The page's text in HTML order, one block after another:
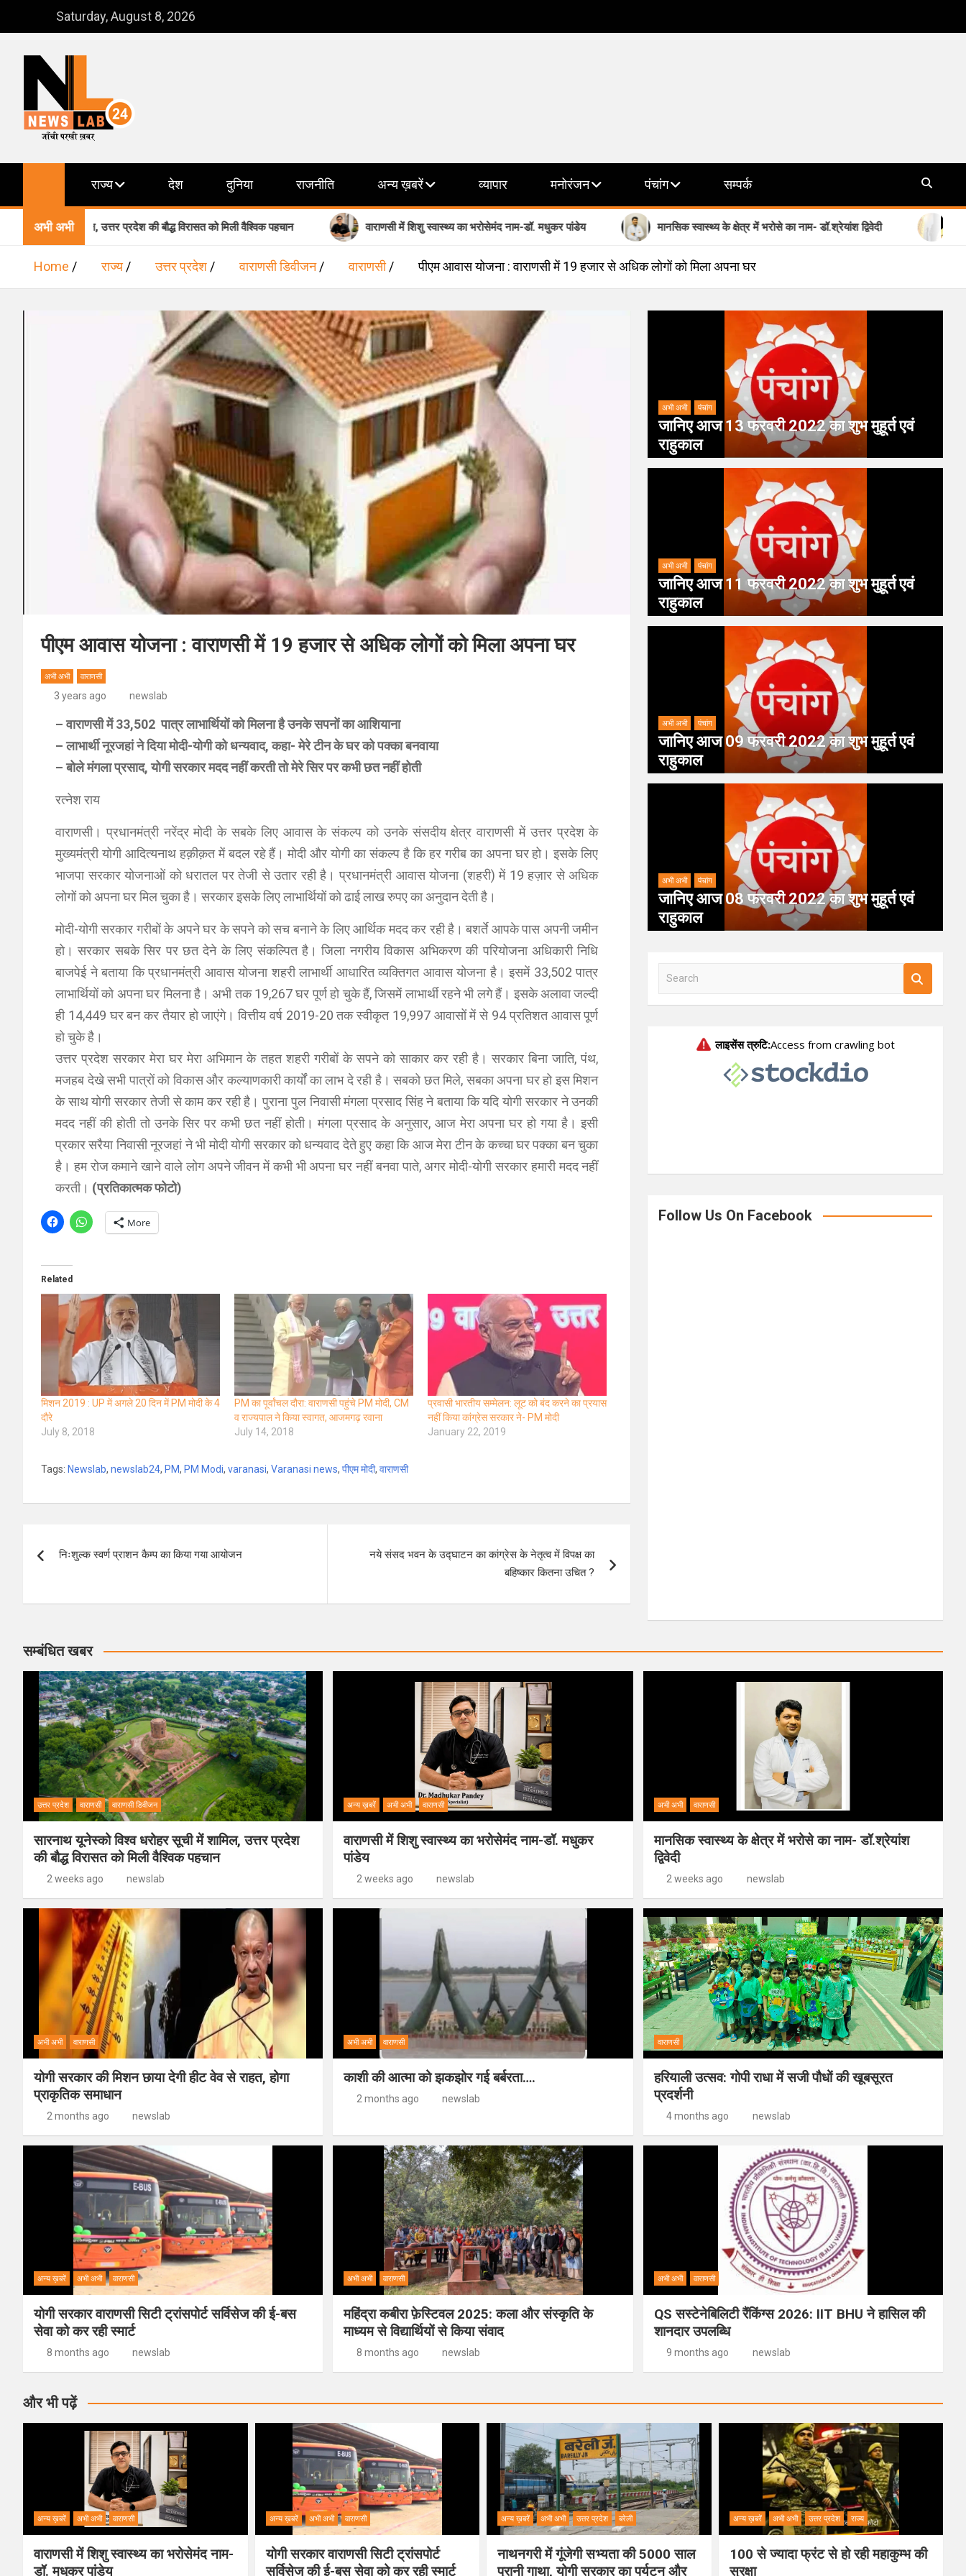
Saturday, August 8, 2026
NewsLab24
राज्य देश दुनिया राजनीति अन्य ख़बरें व्यापार मनोरंजन पंचांग सम्पर्क
अभी अभी
शामिल, उत्तर प्रदेश की बौद्ध विरासत को मिली वैश्विक पहचान वाराणसी में शिशु स्वास्थ्य का भरोसेमंद नाम-डॉ. मधुकर पांडेय मानसिक स्वास्थ्य के क्षेत्र में भरोसे का नाम- डॉ.श्रेयांश द्विवेदी योगी सरकार की
Home राज्य उत्तर प्रदेश वाराणसी डिवीजन वाराणसी पीएम आवास योजना : वाराणसी में 19 हजार से अधिक लोगों को मिला अपना घर
पीएम आवास योजना : वाराणसी में 19 हजार से अधिक लोगों को मिला अपना घर
अभी अभी वाराणसी
3 years ago newslab
– वाराणसी में 33,502 पात्र लाभार्थियों को मिलना है उनके सपनों का आशियाना
– लाभार्थी नूरजहां ने दिया मोदी-योगी को धन्यवाद, कहा- मेरे टीन के घर को पक्का बनवाया
– बोले मंगला प्रसाद, योगी सरकार मदद नहीं करती तो मेरे सिर पर कभी छत नहीं होती
रत्नेश राय
वाराणसी। प्रधानमंत्री नरेंद्र मोदी के सबके लिए आवास के संकल्प को उनके संसदीय क्षेत्र वाराणसी में उत्तर प्रदेश के
मुख्यमंत्री योगी आदित्यनाथ हक़ीक़त में बदल रहे हैं। मोदी और योगी का संकल्प है कि हर गरीब का अपना घर हो। इसके लिए
भाजपा सरकार योजनाओं को धरातल पर तेजी से उतार रही है। प्रधानमंत्री आवास योजना (शहरी) में 19 हज़ार से अधिक
लोगों को अपना घर मिल चुका है। सरकार इसके लिए लाभार्थियों को ढाई लाख रुपए का अनुदान देती है।
मोदी-योगी सरकार गरीबों के अपने घर के सपने को सच बनाने के लिए आर्थिक मदद कर रही है। बशर्ते आपके पास अपनी जमीन
हो। सरकार सबके सिर पर छत देने के लिए संकल्पित है। जिला नगरीय विकास अभिकरण की परियोजना अधिकारी निधि
बाजपेई ने बताया कि प्रधानमंत्री आवास योजना शहरी लाभार्थी आधारित व्यक्तिगत आवास योजना है। इसमें 33,502 पात्र
लाभार्थियों को अपना घर मिलना है। अभी तक 19,267 घर पूर्ण हो चुके हैं, जिसमें लाभार्थी रहने भी लगे हैं। इसके अलावा जल्दी
ही 14,449 घर बन कर तैयार हो जाएंगे। वित्तीय वर्ष 2019-20 तक स्वीकृत 19,997 आवासों में से 94 प्रतिशत आवास पूर्ण
हो चुके है।
उत्तर प्रदेश सरकार मेरा घर मेरा अभिमान के तहत शहरी गरीबों के सपने को साकार कर रही है। सरकार बिना जाति, पंथ,
मजहब देखे सभी पात्रों को विकास और कल्याणकारी कार्यों का लाभ दे रही है। सबको छत मिले, सबका अपना घर हो इस मिशन
के साथ योगी सरकार तेजी से काम कर रही है। पुराना पुल निवासी मंगला प्रसाद सिंह ने बताया कि यदि योगी सरकार ने उनकी
मदद नहीं की होती तो उनके सिर पर कभी छत नहीं होती। मंगला प्रसाद के अनुसार, आज मेरा अपना घर हो गया है। इसी
प्रकार सरैया निवासी नूरजहां ने भी मोदी योगी सरकार को धन्यवाद देते हुए कहा कि आज मेरा टीन के कच्चा घर पक्का बन चुका
है। हम रोज कमाने खाने वाले लोग अपने जीवन में कभी भी अपना घर नहीं बनवा पाते, अगर मोदी-योगी सरकार हमारी मदद नहीं
करती। (प्रतिकात्मक फोटो)
More
Related
मिशन 2019 : UP में अगले 20 दिन में PM मोदी के 4
दौरे
July 8, 2018
PM का पूर्वांचल दौरा: वाराणसी पहुंचे PM मोदी, CM
व राज्यपाल ने किया स्वागत, आजमगढ़ रवाना
July 14, 2018
प्रवासी भारतीय सम्मेलन: लूट को बंद करने का प्रयास
नहीं किया कांग्रेस सरकार ने- PM मोदी
January 22, 2019
Tags: Newslab, newslab24, PM, PM Modi, varanasi, Varanasi news, पीएम मोदी, वाराणसी
navigation
निःशुल्क स्वर्ण प्राशन कैम्प का किया गया आयोजन
नये संसद भवन के उद्घाटन का कांग्रेस के नेतृत्व में विपक्ष का
बहिष्कार कितना उचित ?
अभी अभी पंचांग
जानिए आज 13 फरवरी 2022 का शुभ मुहूर्त एवं
राहुकाल
अभी अभी पंचांग
जानिए आज 11 फरवरी 2022 का शुभ मुहूर्त एवं
राहुकाल
अभी अभी पंचांग
जानिए आज 09 फरवरी 2022 का शुभ मुहूर्त एवं
राहुकाल
अभी अभी पंचांग
जानिए आज 08 फरवरी 2022 का शुभ मुहूर्त एवं
राहुकाल
a
Follow Us On Facebook
सम्बंधित खबर
उत्तर प्रदेश वाराणसी वाराणसी डिवीजन
सारनाथ यूनेस्को विश्व धरोहर सूची में शामिल, उत्तर प्रदेश
की बौद्ध विरासत को मिली वैश्विक पहचान
2 weeks ago newslab
अन्य ख़बरें अभी अभी वाराणसी
वाराणसी में शिशु स्वास्थ्य का भरोसेमंद नाम-डॉ. मधुकर
पांडेय
2 weeks ago newslab
अभी अभी वाराणसी
मानसिक स्वास्थ्य के क्षेत्र में भरोसे का नाम- डॉ.श्रेयांश
द्विवेदी
2 weeks ago newslab
अभी अभी वाराणसी
योगी सरकार की मिशन छाया देगी हीट वेव से राहत, होगा
प्राकृतिक समाधान
2 months ago newslab
अभी अभी वाराणसी
काशी की आत्मा को झकझोर गई बर्बरता….
2 months ago newslab
वाराणसी
हरियाली उत्सव: गोपी राधा में सजी पौधों की खूबसूरत
प्रदर्शनी
4 months ago newslab
अन्य ख़बरें अभी अभी वाराणसी
योगी सरकार वाराणसी सिटी ट्रांसपोर्ट सर्विसेज की ई-बस
सेवा को कर रही स्मार्ट
8 months ago newslab
अभी अभी वाराणसी
महिंद्रा कबीरा फ़ेस्टिवल 2025: कला और संस्कृति के
माध्यम से विद्यार्थियों से किया संवाद
8 months ago newslab
अभी अभी वाराणसी
QS सस्टेनेबिलिटी रैंकिंग्स 2026: IIT BHU ने हासिल की
शानदार उपलब्धि
9 months ago newslab
और भी पढ़ें
अन्य ख़बरें अभी अभी वाराणसी
वाराणसी में शिशु स्वास्थ्य का भरोसेमंद नाम-
डॉ. मधुकर पांडेय
अन्य ख़बरें अभी अभी वाराणसी
योगी सरकार वाराणसी सिटी ट्रांसपोर्ट
सर्विसेज की ई-बस सेवा को कर रही स्मार्ट
अन्य ख़बरें अभी अभी उत्तर प्रदेश बरेली
नाथनगरी में गूंजेगी सभ्यता की 5000 साल
पुरानी गाथा, योगी सरकार का पर्यटन और
अन्य ख़बरें अभी अभी उत्तर प्रदेश राज्य
100 से ज्यादा फ्रंट से हो रही महाकुम्भ की
सुरक्षा